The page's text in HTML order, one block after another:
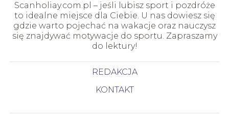
Scanholiay.com.pl – jeśli lubisz sport i pozdróże
to idealne miejsce dla Ciebie. U nas dowiesz się
gdzie warto pojechać na wakacje oraz nauczysz
się znajdywać motywacje do sportu. Zapraszamy
do lektury!
REDAKCJA
KONTAKT